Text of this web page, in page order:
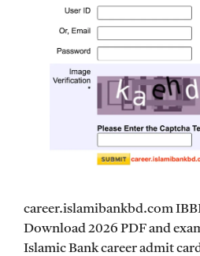
career.islamibankbd.com
Download 2026 PDF and
Islamic Bank career admit